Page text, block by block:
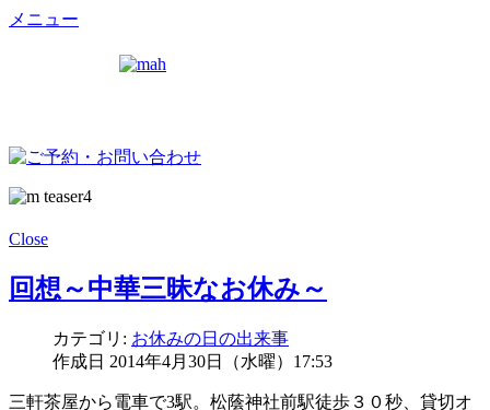
メニュー
Close
回想～中華三昧なお休み～
カテゴリ: お休みの日の出来事
作成日 2014年4月30日（水曜）17:53
三軒茶屋から電車で3駅。松蔭神社前駅徒歩３０秒、貸切オ